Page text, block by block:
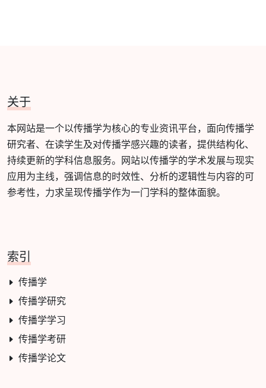
关于
本网站是一个以传播学为核心的专业资讯平台，面向传播学
研究者、在读学生及对传播学感兴趣的读者，提供结构化、
持续更新的学科信息服务。网站以传播学的学术发展与现实
应用为主线，强调信息的时效性、分析的逻辑性与内容的可
参考性，力求呈现传播学作为一门学科的整体面貌。
索引
传播学
传播学研究
传播学学习
传播学考研
传播学论文